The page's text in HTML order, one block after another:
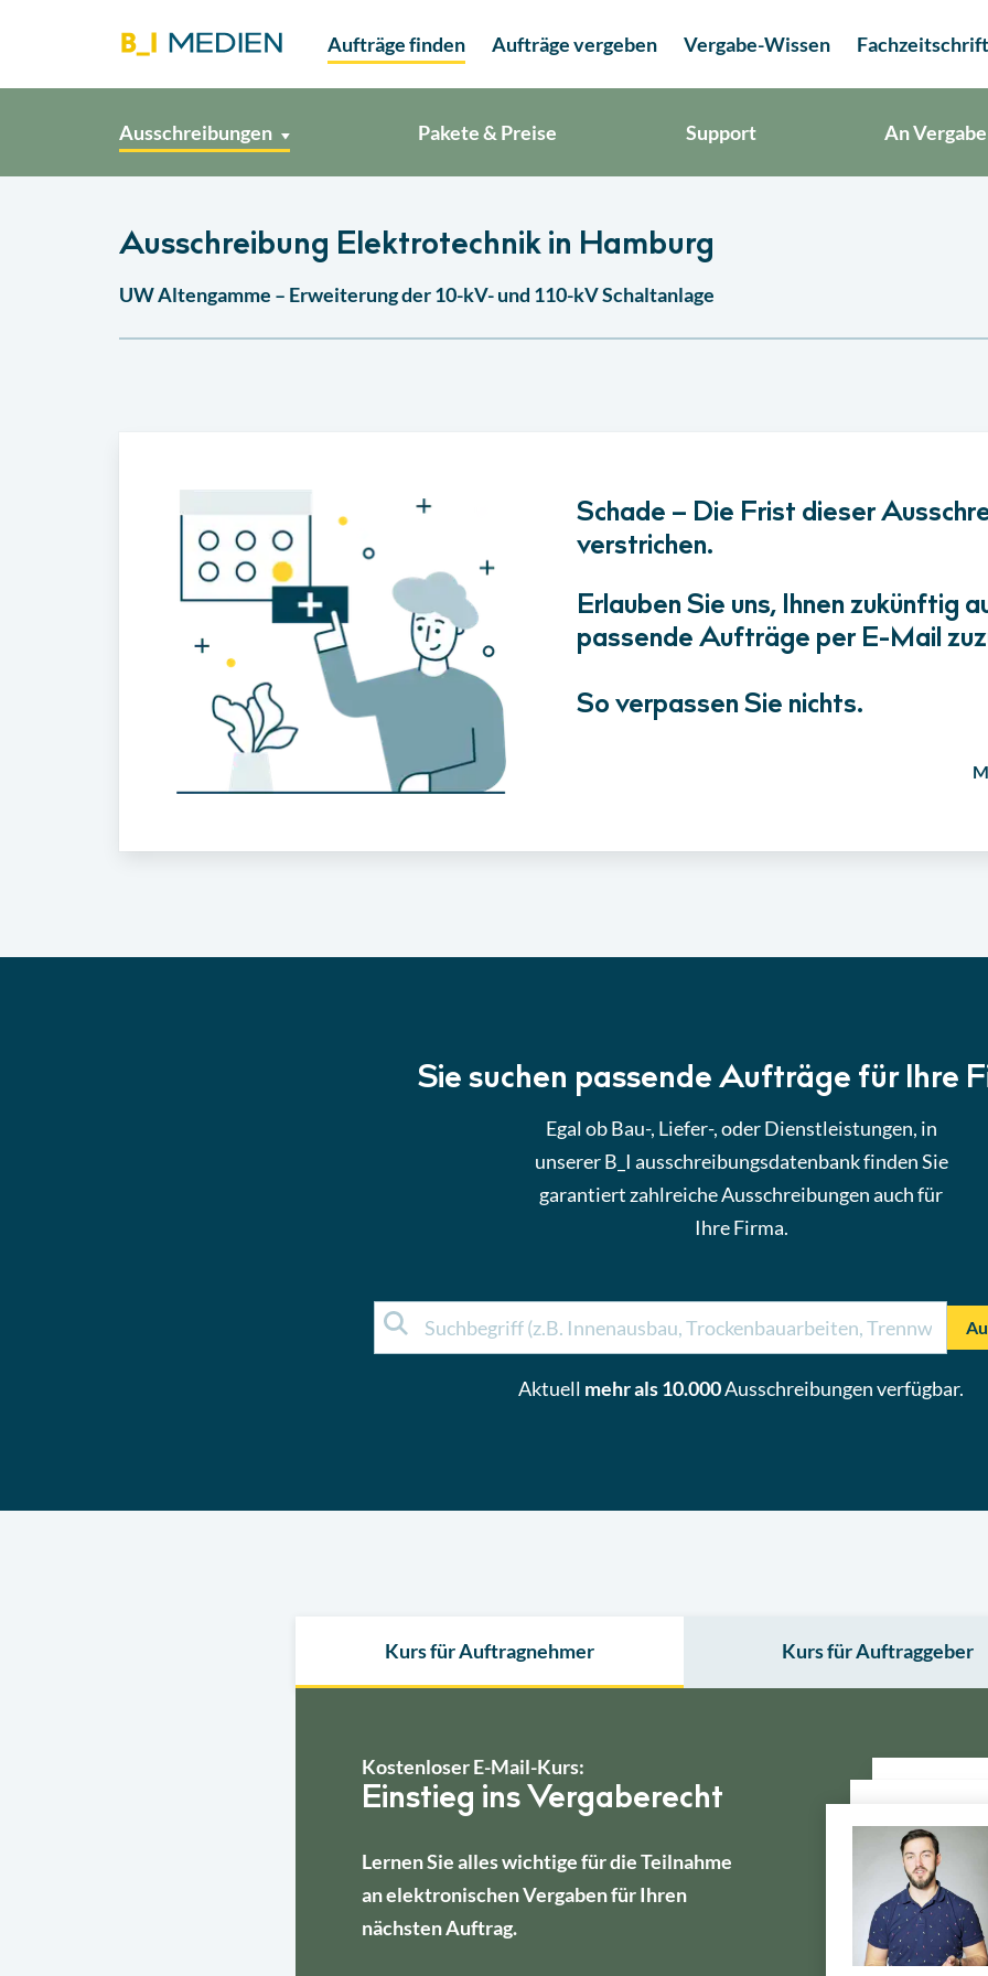
Aufträge finden Aufträge vergeben Vergabe-Wissen
Ausschreibungen Pakete & Preise Support An
Ausschreibung Elektrotechnik in Hamburg
UW Altengamme – Erweiterung der 10-kV- und 110-kV Schaltanlage
Schade – Die Frist dieser
verstrichen.
Erlauben Sie uns, Ihnen zukünftig
passende Aufträge per E-Mail
So verpassen Sie nichts.
Sie suchen passende Aufträge für Ihre
Egal ob Bau-, Liefer-, oder Dienstleistungen, in
unserer B_I ausschreibungsdatenbank finden Sie
garantiert zahlreiche Ausschreibungen auch für
Ihre Firma.
Aktuell mehr als 10.000Ausschreibungen verfügbar.
Kurs für Auftragnehmer Kurs für Auftraggeber
Kostenloser E-Mail-Kurs:
Einstieg ins Vergaberecht
Lernen Sie alles wichtige für die Teilnahme
an elektronischen Vergaben für Ihren
nächsten Auftrag.